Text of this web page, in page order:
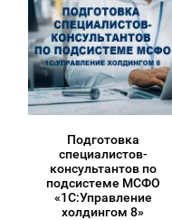
Подготовка
специалистов-
консультантов по
подсистеме МСФО
«1С:Управление
холдингом 8»